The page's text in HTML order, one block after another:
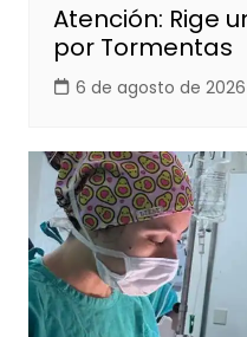
Atención: Rige
por Tormentas
6 de agosto de 2026